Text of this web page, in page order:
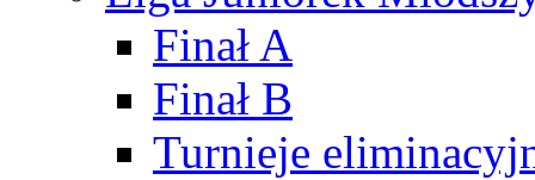
Finał A
Finał B
Turnieje